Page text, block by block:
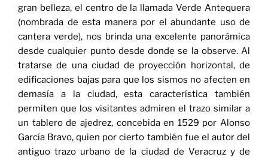
gran belleza, el centro de la llamada Verde Antequera
(nombrada de esta manera por el abundante uso de
cantera verde), nos brinda una excelente panorámica
desde cualquier punto desde donde se la observe. Al
tratarse de una ciudad de proyección horizontal, de
edificaciones bajas para que los sismos no afecten en
demasía a la ciudad, esta característica también
permiten que los visitantes admiren el trazo similar a
un tablero de ajedrez, concebida en 1529 por Alonso
García Bravo, quien por cierto también fue el autor del
antiguo trazo urbano de la ciudad de Veracruz y de